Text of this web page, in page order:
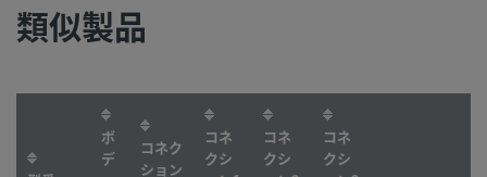
類似製品
ボ
デ
コネク
ション
コネ
クシ
コネ
クシ
コネ
クシ